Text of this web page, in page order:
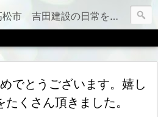
りのこと、税金のこと、カフェやお店情報、ママ会のこと等など、カテゴリー別でもご覧いただけます（右上のメニューボタンを押してね）
でとうございます。嬉し
くさん頂きました。